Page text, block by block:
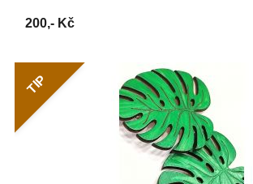
200,- Kč
TIP